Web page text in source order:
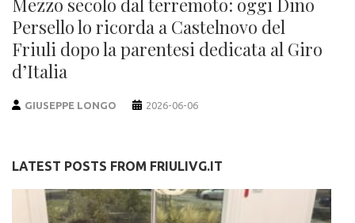
Persello lo ricorda a Castelnovo del
Friuli dopo la parentesi dedicata al Giro
d’Italia
GIUSEPPE LONGO 2026-06-06
LATEST POSTS FROM FRIULIVG.IT